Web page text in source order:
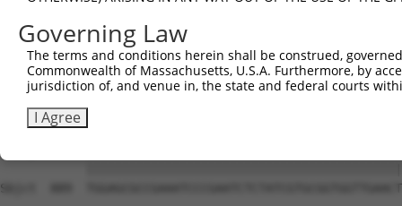
Governing Law
The terms and conditions herein shall be construed,
Commonwealth of Massachusetts, U.S.A. Furthermore, by
jurisdiction of, and venue in, the state and federal courts
I Agree